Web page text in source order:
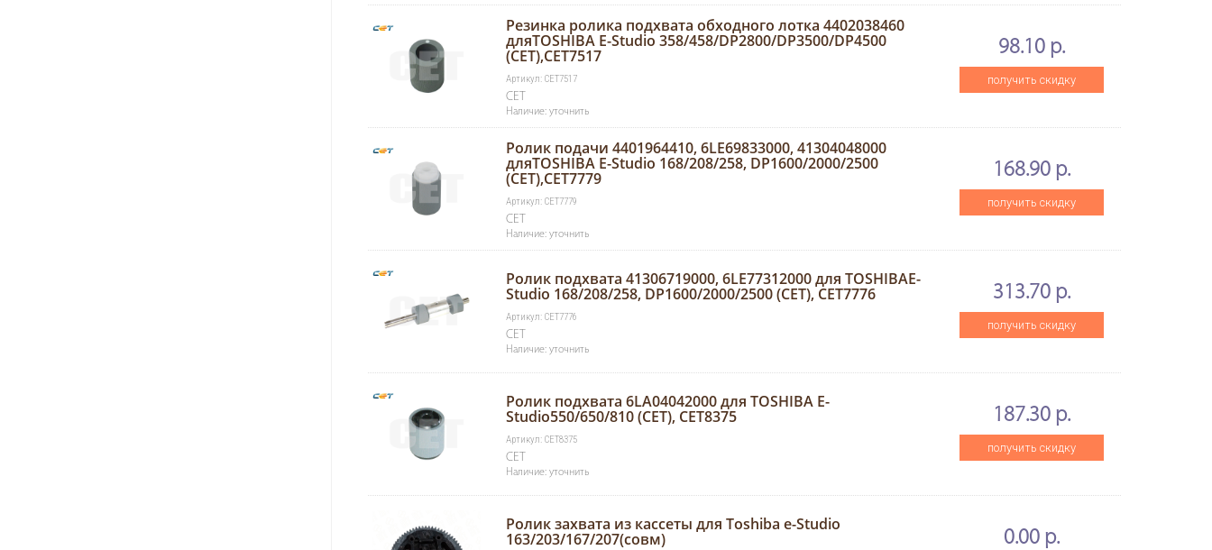
Резинка ролика подхвата обходного лотка 4402038460
дляTOSHIBA E-Studio 358/458/DP2800/DP3500/DP4500
(CET),CET7517
Артикул: CET7517
CET
Наличие: уточнить
98.10 р.
получить скидку
Ролик подачи 4401964410, 6LE69833000, 41304048000
дляTOSHIBA E-Studio 168/208/258, DP1600/2000/2500
(CET),CET7779
Артикул: CET7779
CET
Наличие: уточнить
168.90 р.
получить скидку
Ролик подхвата 41306719000, 6LE77312000 для TOSHIBAE-
Studio 168/208/258, DP1600/2000/2500 (CET), CET7776
Артикул: CET7776
CET
Наличие: уточнить
313.70 р.
получить скидку
Ролик подхвата 6LA04042000 для TOSHIBA E-
Studio550/650/810 (CET), CET8375
Артикул: CET8375
CET
Наличие: уточнить
187.30 р.
получить скидку
Ролик захвата из кассеты для Toshiba e-Studio
163/203/167/207(совм) 0.00 р.